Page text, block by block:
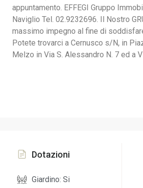
appuntamento. EFFEGI Gruppo
Naviglio Tel. 02.9232696. Il Nostro
massimo impegno al fine di
Potete trovarci a Cernusco s/N, in
Melzo in Via S. Alessandro N. 7 ed a
Dotazioni
Giardino: Si